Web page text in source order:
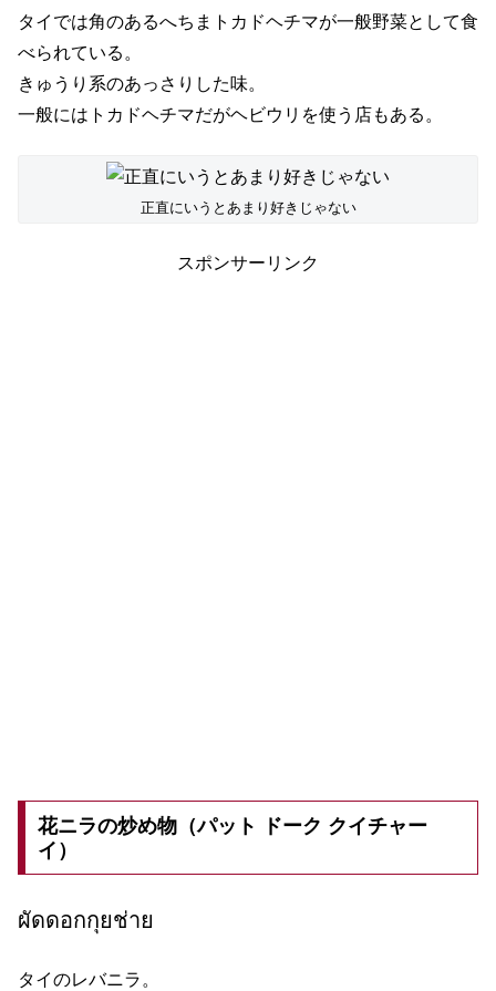
タイでは角のあるへちまトカドヘチマが一般野菜として食
べられている。
きゅうり系のあっさりした味。
一般にはトカドヘチマだがヘビウリを使う店もある。
正直にいうとあまり好きじゃない
スポンサーリンク
花ニラの炒め物（パット ドーク クイチャー
イ）
ผัดดอกกุยช่าย
タイのレバニラ。